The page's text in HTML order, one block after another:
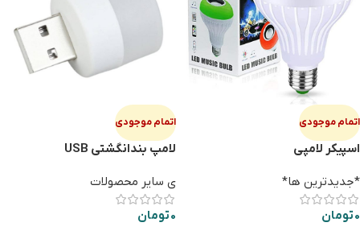
اتمام موجودی
اسپيكر لامپي
*جدیدترین ها*
0تومان
اتمام موجودی
لامپ بندانگشتي USB
ی سایر محصولات
0تومان